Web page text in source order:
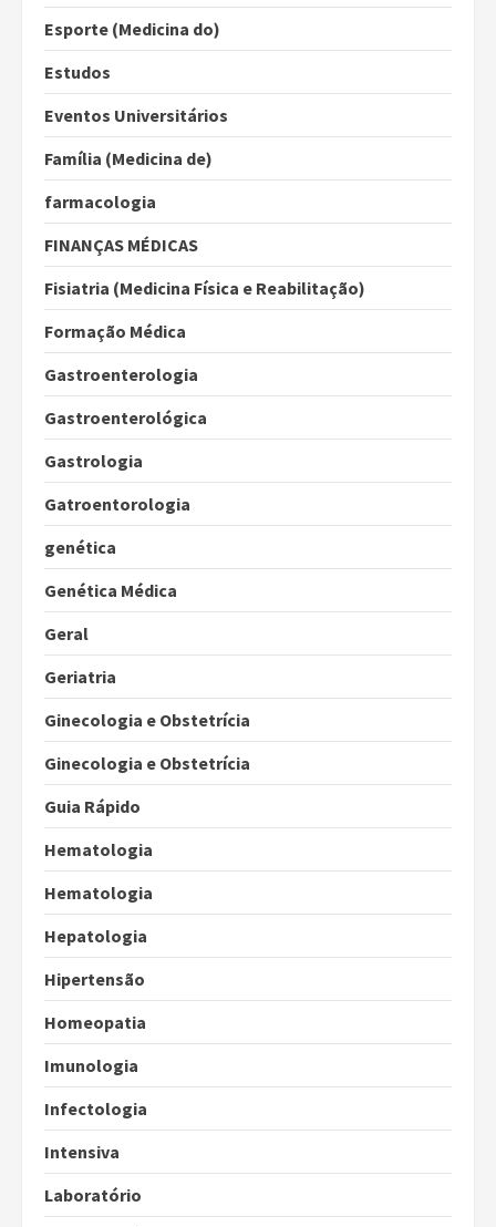
Esporte (Medicina do)
Estudos
Eventos Universitários
Família (Medicina de)
farmacologia
FINANÇAS MÉDICAS
Fisiatria (Medicina Física e Reabilitação)
Formação Médica
Gastroenterologia
Gastroenterológica
Gastrologia
Gatroentorologia
genética
Genética Médica
Geral
Geriatria
Ginecologia e Obstetrícia
Ginecologia e Obstetrícia
Guia Rápido
Hematologia
Hematologia
Hepatologia
Hipertensão
Homeopatia
Imunologia
Infectologia
Intensiva
Laboratório